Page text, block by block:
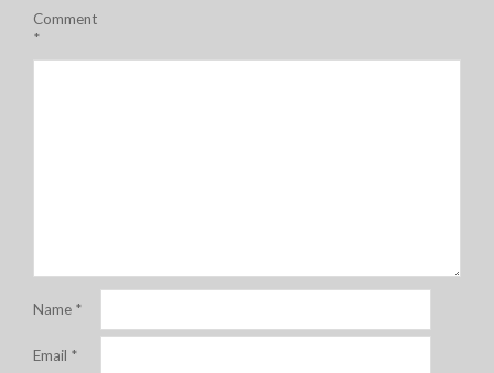
Comment
*
Name *
Email *